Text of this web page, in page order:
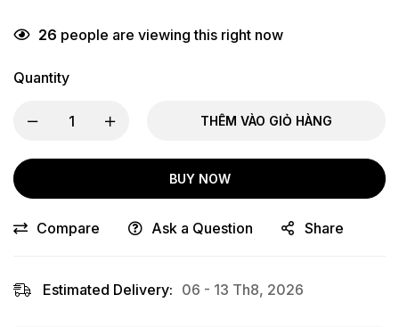
26 people are viewing this right now
Quantity
THÊM VÀO GIỎ HÀNG
BUY NOW
Compare Ask a Question Share
Estimated Delivery: 06 - 13 Th8, 2026